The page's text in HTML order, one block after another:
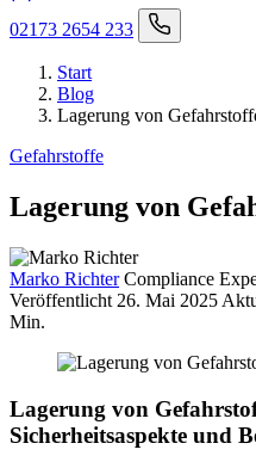
02173 2654 233
Start
Blog
Lagerung von
Gefahrstoffe
Lagerung von
Marko Richter Compliance
Veröffentlicht 26. Mai 2025
Min.
Lagerung von
Sicherheitsaspekte und